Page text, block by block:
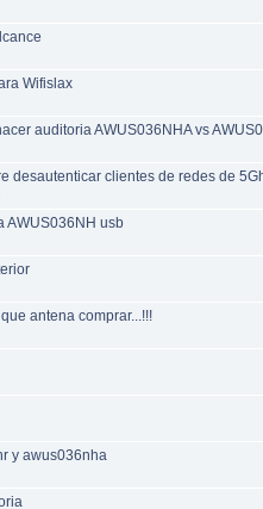
Wifislax
auditoria AWUS036NHA vs
desautenticar clientes de redes de
AWUS036NH usb
antena comprar...!!!
y awus036nha